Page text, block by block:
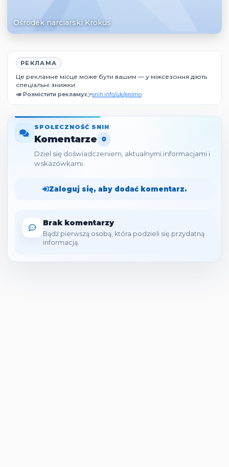
Ośrodek narciarski Krokus
РЕКЛАМА
Це рекламне місце може бути вашим — у міжсезоння діють
спеціальні знижки.
📣 Розмістити рекламу:👉snih.info/uk/promo
SPOŁECZNOŚĆ SNIH
Komentarze 0
Dziel się doświadczeniem, aktualnymi informacjami i
wskazówkami.
Zaloguj się, aby dodać komentarz.
Brak komentarzy
Bądź pierwszą osobą, która podzieli się przydatną
informacją.